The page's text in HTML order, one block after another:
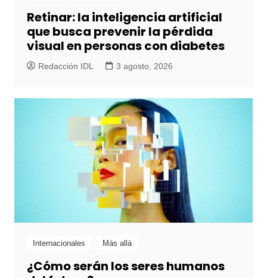
Retinar: la inteligencia artificial
que busca prevenir la pérdida
visual en personas con diabetes
Redacción IDL 3 agosto, 2026
Internacionales Más allá
¿Cómo serán los seres humanos